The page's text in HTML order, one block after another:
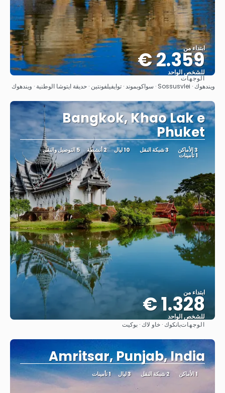
ابتداء من
2.359 €
للشخص الواحد
شاهد
الوجهات
ويندهوك · Sossusvlei · سواكوبموند · توايفيلفونتين · حديقة ايتوشا الوطنية · ويندهوك
Bangkok, Khao Lak e
Phuket
3 الأماكن 3 شبكة النقل 10 ليال 2 أنشطة 5 التوصيل والنقل
1 تأمينات
ابتداء من
1.328 €
للشخص الواحد
الوجهاتبانكوك · خاو لاك · بوكيت
Amritsar, Punjab, India
1 الأماكن 2 شبكة النقل 3 ليال 1 تأمينات